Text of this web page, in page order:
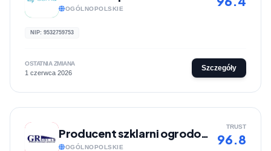
OGÓLNOPOLSKIE
NIP: 9532759753
OSTATNIA ZMIANA
1 czerwca 2026
Szczegóły
Producent szklarni ogrodowych GR-Solar
OGÓLNOPOLSKIE
TRUST
96.8